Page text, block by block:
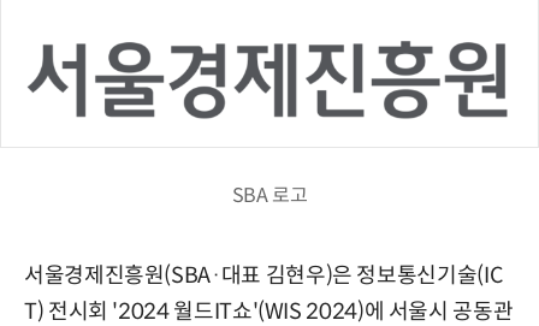
SBA 로고
서울경제진흥원(SBA·대표 김현우)은 정보통신기술(IC
T) 전시회 '2024 월드IT쇼'(WIS 2024)에 서울시 공동관